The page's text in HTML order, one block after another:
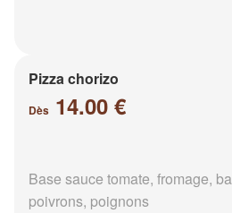
Pizza chorizo
Dès 14.00 €
Base sauce tomate, fromage,
poivrons, poignons